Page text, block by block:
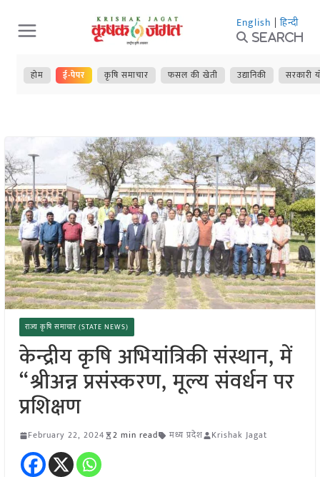
Skip
to
content
English | हिन्दी
Search
होम ई-पेपर कृषि समाचार फसल की खेती उद्यानिकी सरकारी
राज्य कृषि समाचार (STATE NEWS)
केन्द्रीय कृषि अभियांत्रिकी संस्थान, में
“श्रीअन्न प्रसंस्करण, मूल्य संवर्धन पर
प्रशिक्षण
February 22, 2024 2 min read मध्य प्रदेश Krishak Jagat